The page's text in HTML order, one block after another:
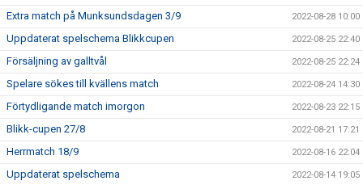
Extra match på Munksundsdagen 3/9 2022-08-28 10:00
Uppdaterat spelschema Blikkcupen 2022-08-25 22:40
Försäljning av galltvål 2022-08-25 22:24
Spelare sökes till kvällens match 2022-08-24 14:30
Förtydligande match imorgon 2022-08-23 22:15
Blikk-cupen 27/8 2022-08-21 17:21
Herrmatch 18/9 2022-08-16 22:04
Uppdaterat spelschema 2022-08-14 19:05